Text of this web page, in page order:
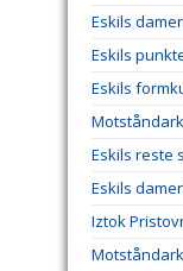
Eskils
Eskils
Eskils
Eskils reste
Eskils
Iztok